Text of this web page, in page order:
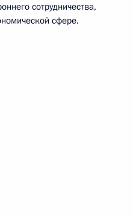
сотрудничества,
сфере.